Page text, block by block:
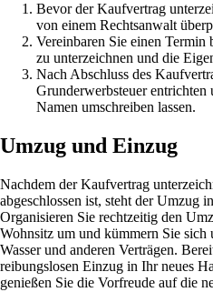
Bevor der Kaufvertrag
von einem Rechtsanwalt
Vereinbaren Sie einen
zu unterzeichnen und die
Nach Abschluss des
Grunderwerbsteuer
Namen umschreiben lassen.
Umzug und Einzug
Nachdem der Kaufvertrag
abgeschlossen ist, steht der Umzug
Organisieren Sie rechtzeitig den
Wohnsitz um und kümmern Sie
Wasser und anderen Verträgen.
reibungslosen Einzug in Ihr neues
genießen Sie die Vorfreude auf die